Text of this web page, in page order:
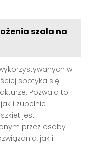
szala na
w
spotyka się
Pozwala to
jak i zupełnie
jest
przez osoby
jak i